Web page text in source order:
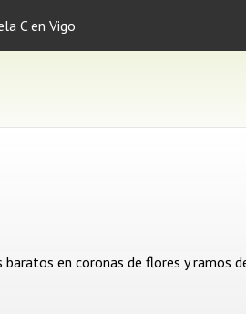
C en Vigo
en coronas de flores y ramos